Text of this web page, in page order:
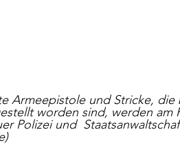
Armeepistole und Stricke, die
worden sind, werden am
Polizei und